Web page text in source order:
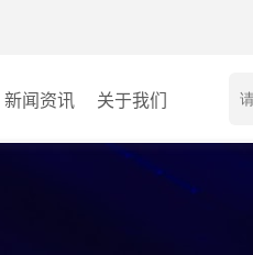
新闻资讯 关于我们